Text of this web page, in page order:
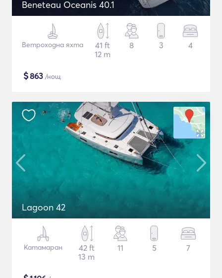
Beneteau Oceanis 40.1
Ветроходна яхта
41 ft
12 m
8 3 4
$863 /нощ
Lagoon 42
Катамаран
42 ft
13 m
11 5 7